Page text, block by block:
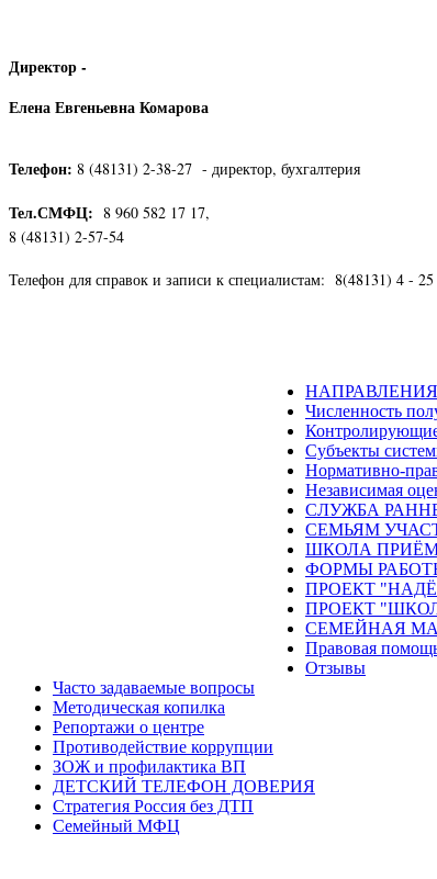
Директор -
Елена Евгеньевна Комарова
Телефон: 8 (48131) 2-38-27 - директор, бухгалтерия
Тел.СМФЦ: 8 960 582 17 17,
8 (48131) 2-57-54
Телефон для справок и записи к специалистам: 8(48131) 4 -
Численность
Субъекты
Нормативно-
Независимая
СЛУЖБА
СЕМЬЯМ
ШКОЛА
ФОРМЫ
ПРОЕКТ
ПРОЕКТ
СЕМЕЙНАЯ
Правовая
Отзывы
Часто задаваемые вопросы
Методическая копилка
Репортажи о центре
Противодействие коррупции
ЗОЖ и профилактика ВП
ДЕТСКИЙ ТЕЛЕФОН ДОВЕРИЯ
Стратегия Россия без ДТП
Семейный МФЦ